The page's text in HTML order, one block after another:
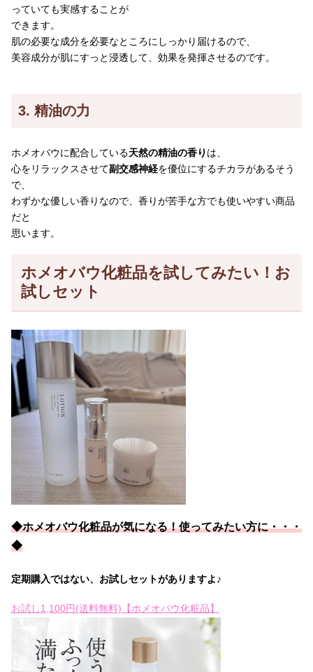
っていても実感することが
できます。
肌の必要な成分を必要なところにしっかり届けるので、
美容成分が肌にすっと浸透して、効果を発揮させるのです。
3. 精油の力
ホメオバウに配合している天然の精油の香り は、
心をリラックスさせて副交感神経を優位にするチカラがあるそう
で、
わずかな優しい香りなので、香りが苦手な方でも使いやすい商品
だと
思います。
ホメオバウ化粧品を試してみたい！お
試しセット
◆ホメオバウ化粧品が気になる！使ってみたい方に・・・
◆
定期購入ではない、お試しセットがありますよ♪
お試し1,100円(送料無料)【ホメオバウ化粧品】